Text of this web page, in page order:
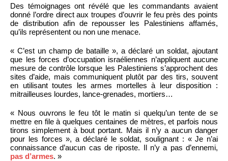
Des témoignages ont révélé que les commandants avaient
donné l’ordre direct aux troupes d’ouvrir le feu près des points
de distribution afin de repousser les Palestiniens affamés,
qu’ils représentent ou non une menace.
« C’est un champ de bataille », a déclaré un soldat, ajoutant
que les forces d’occupation israéliennes n’appliquent aucune
mesure de contrôle lorsque les Palestiniens s’approchent des
sites d’aide, mais communiquent plutôt par des tirs, souvent
en utilisant toutes les armes mortelles à leur disposition :
mitrailleuses lourdes, lance-grenades, mortiers…
« Nous ouvrons le feu tôt le matin si quelqu’un tente de se
mettre en file à quelques centaines de mètres, et parfois nous
tirons simplement à bout portant. Mais il n’y a aucun danger
pour les forces », a déclaré le soldat, soulignant : « Je n’ai
connaissance d’aucun cas de riposte. Il n’y a pas d’ennemi,
pas d’armes. »